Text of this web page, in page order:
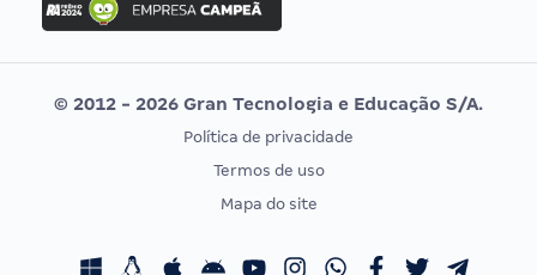
Concurso MPU
Editais publicados
Vunesp
CONCURSOS POR PROFISSÃO
Concursos Fiscais
EXAME DE ORDEM
Calendário OAB
© 2012 - 2026 Gran Tecnologia e Educação S/A.
Política de privacidade
Termos de uso
Mapa do site